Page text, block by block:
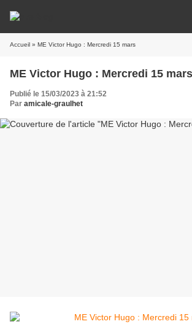
Accueil » ME Victor Hugo : Mercredi 15 mars
ME Victor Hugo : Mercredi 15 mars
Publié le 15/03/2023 à 21:52
Par amicale-graulhet